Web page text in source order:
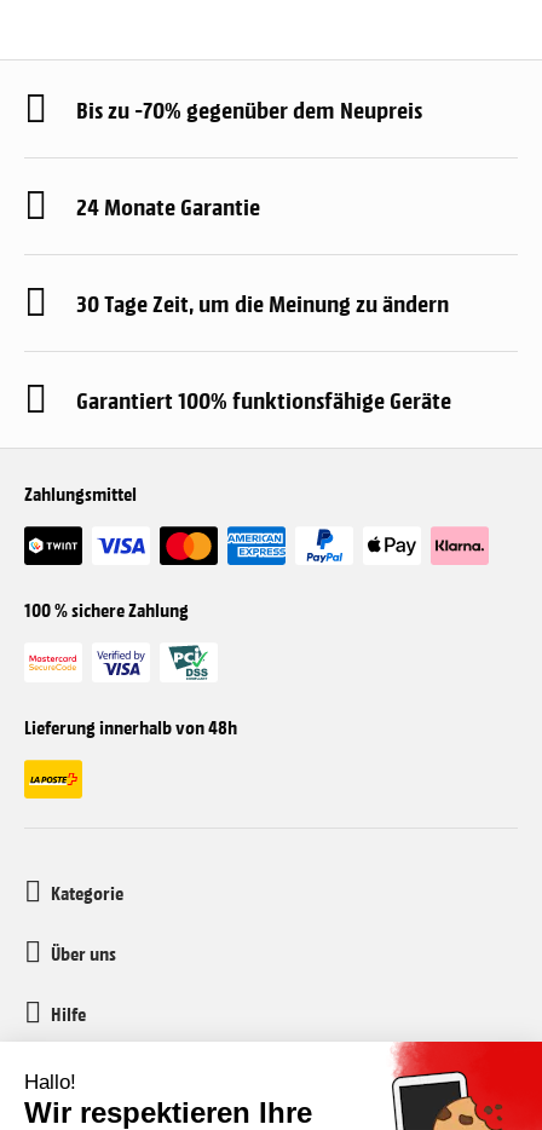
Bis zu -70% gegenüber dem Neupreis
24 Monate Garantie
30 Tage Zeit, um die Meinung zu ändern
Garantiert 100% funktionsfähige Geräte
Zahlungsmittel
100 % sichere Zahlung
Lieferung innerhalb von 48h
Kategorie
Über uns
Hilfe
Kundenservice